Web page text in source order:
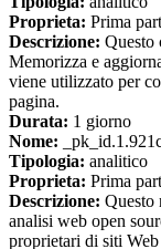
Proprieta: Prima
Descrizione: Questo
Memorizza e
viene utilizzato per
pagina.
Durata: 1 giorno
Nome:
Tipologia: analitico
Proprieta: Prima
Descrizione: Questo
analisi web open
proprietari di siti